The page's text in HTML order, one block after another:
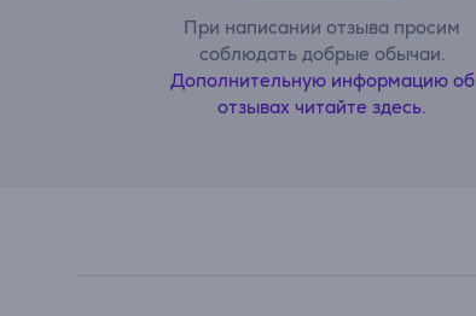
При написании отзыва просим
соблюдать добрые обычаи.
Дополнительную информацию об
отзывах читайте здесь.